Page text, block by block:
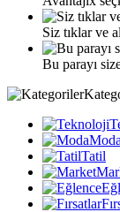
Siz tıklar ve
Bu parayı
Moda
Tatil